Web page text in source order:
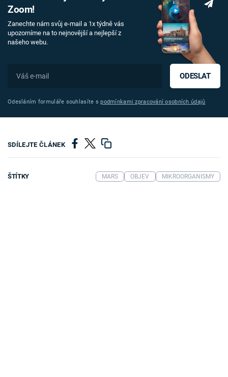
Zoom!
Zanechte nám svůj e-mail a 1x týdně vás
upozorníme na to nejnovější a nejlepší z
našeho webu.
ODESLAT
Odesláním formuláře souhlasíte spodmínkami zpracování osobních údajů
SDÍLEJTE ČLÁNEK
ŠTÍTKY MARS OBJEV MIKROORGANISMY